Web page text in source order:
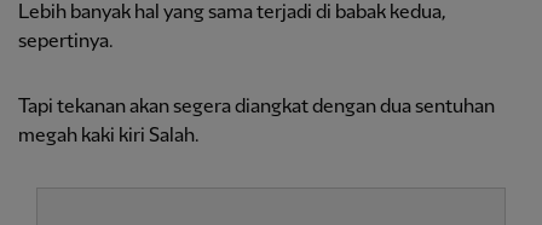
Lebih banyak hal yang sama terjadi di babak kedua,
sepertinya.
Tapi tekanan akan segera diangkat dengan dua sentuhan
megah kaki kiri Salah.